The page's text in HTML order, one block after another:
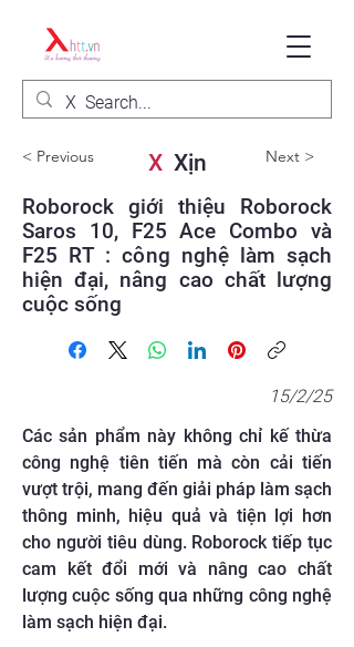
< Previous XXịn Next >
Roborock giới thiệu Roborock
Saros 10, F25 Ace Combo và
F25 RT : công nghệ làm sạch
hiện đại, nâng cao chất lượng
cuộc sống
15/2/25
Các sản phẩm này không chỉ kế thừa
công nghệ tiên tiến mà còn cải tiến
vượt trội, mang đến giải pháp làm sạch
thông minh, hiệu quả và tiện lợi hơn
cho người tiêu dùng. Roborock tiếp tục
cam kết đổi mới và nâng cao chất
lượng cuộc sống qua những công nghệ
làm sạch hiện đại.